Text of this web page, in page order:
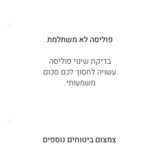
פוליסה לא משתלמת
בדיקת שינוי פוליסה
עשויה לחסוך לכם סכום
משמעותי.
צמצום ביטוחים נוספים